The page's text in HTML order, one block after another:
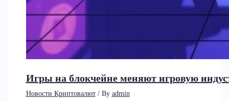
Игры на блокчейне меняют игровую
Новости Криптовалют/ By admin